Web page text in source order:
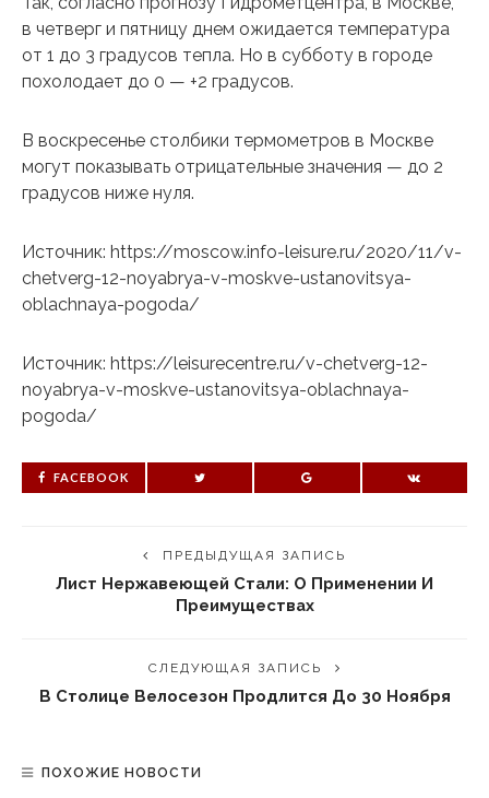
в четверг и пятницу днем ​​ожидается температура
от 1 до 3 градусов тепла. Но в субботу в городе
похолодает до 0 — +2 градусов.
В воскресенье столбики термометров в Москве
могут показывать отрицательные значения — до 2
градусов ниже нуля.
Источник: https://moscow.info-leisure.ru/2020/11/v-
chetverg-12-noyabrya-v-moskve-ustanovitsya-
oblachnaya-pogoda/
Источник: https://leisurecentre.ru/v-chetverg-12-
noyabrya-v-moskve-ustanovitsya-oblachnaya-
pogoda/
FACEBOOK
ПРЕДЫДУЩАЯ ЗАПИСЬ
Лист Нержавеющей Стали: О Применении И
Преимуществах
СЛЕДУЮЩАЯ ЗАПИСЬ
В Столице Велосезон Продлится До 30 Ноября
ПОХОЖИЕ НОВОСТИ